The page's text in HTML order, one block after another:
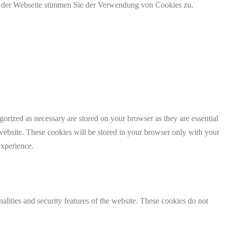
Webseite stimmen Sie der Verwendung von Cookies zu.
as necessary are stored on your browser as they are essential
These cookies will be stored in your browser only with your
and security features of the website. These cookies do not